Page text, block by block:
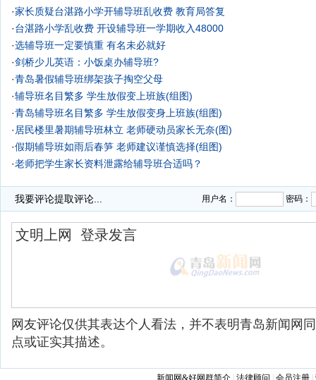
·家长质疑台湛路小学开辅导班乱收费 教育局答复
·台湛路小学乱收费 开设辅导班一学期收入48000
·选辅导班一定要慎重 有名未必就好
·剑桥少儿英语：小饭桌办辅导班?
·青岛暑假辅导班绑架孩子掏空父母
·辅导班名目繁多 学生放假变上班族(组图)
·青岛辅导班名目繁多 学生放假变身上班族(组图)
· 居民楼里暑期辅导班林立 老师硬动员家长无奈(图)
·假期辅导班如雨后春笋 老师建议谨慎选择(组图)
·老师把学生家长资料泄露给辅导班合适吗？
我要评论提取评论... 用户名： 密码：
网友评论仅供其表达个人看法，并不表明青岛新闻网
点或证实其描述。